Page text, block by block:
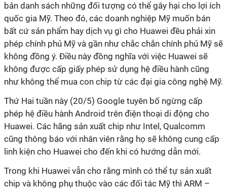
bản danh sách những đối tượng có thể gây hại cho lợi ích
quốc gia Mỹ. Theo đó, các doanh nghiệp Mỹ muốn bán
bất cứ sản phẩm hay dịch vụ gì cho Huawei đều phải xin
phép chính phủ Mỹ và gần như chắc chắn chính phủ Mỹ sẽ
không đồng ý. Điều này đồng nghĩa với việc Huawei sẽ
không được cấp giấy phép sử dụng hệ điều hành cũng
như không thể mua con chip từ các đại gia công nghệ Mỹ.
Thứ Hai tuần này (20/5) Google tuyên bố ngừng cấp
phép hệ điều hành Android trên điện thoại di động cho
Huawei. Các hãng sản xuất chip như Intel, Qualcomm
cũng thông báo với nhân viên rằng họ sẽ không cung cấp
linh kiện cho Huawei cho đến khi có hướng dẫn mới.
Trong khi Huawei vẫn cho rằng mình có thể tự sản xuất
chip và không phụ thuộc vào các đối tác Mỹ thì ARM –